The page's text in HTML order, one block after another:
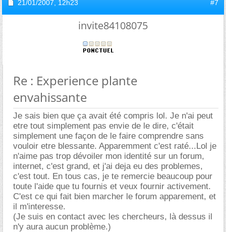
21/01/2007, 12h23 #7
invite84108075
Re : Experience plante
envahissante
Je sais bien que ça avait été compris lol. Je n'ai peut
etre tout simplement pas envie de le dire, c'était
simplement une façon de le faire comprendre sans
vouloir etre blessante. Apparemment c'est raté...Lol je
n'aime pas trop dévoiler mon identité sur un forum,
internet, c'est grand, et j'ai deja eu des problemes,
c'est tout. En tous cas, je te remercie beaucoup pour
toute l'aide que tu fournis et veux fournir activement.
C'est ce qui fait bien marcher le forum apparement, et
il m'interesse.
(Je suis en contact avec les chercheurs, là dessus il
n'y aura aucun problème.)